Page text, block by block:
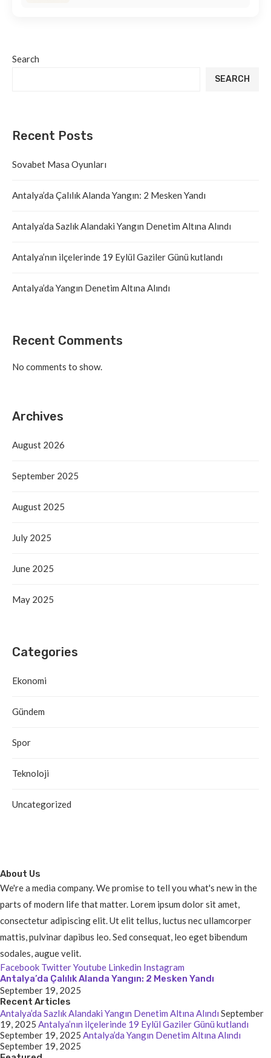
Search
SEARCH
Recent Posts
Sovabet Masa Oyunları
Antalya’da Çalılık Alanda Yangın: 2 Mesken Yandı
Antalya’da Sazlık Alandaki Yangın Denetim Altına Alındı
Antalya’nın ilçelerinde 19 Eylül Gaziler Günü kutlandı
Antalya’da Yangın Denetim Altına Alındı
Recent Comments
No comments to show.
Archives
August 2026
September 2025
August 2025
July 2025
June 2025
May 2025
Categories
Ekonomi
Gündem
Spor
Teknoloji
Uncategorized
About Us
We're a media company. We promise to tell you what's new in the
parts of modern life that matter. Lorem ipsum dolor sit amet,
consectetur adipiscing elit. Ut elit tellus, luctus nec ullamcorper
mattis, pulvinar dapibus leo. Sed consequat, leo eget bibendum
sodales, augue velit.
Facebook TwitterYoutube Linkedin Instagram
Antalya’da Çalılık Alanda Yangın: 2 Mesken Yandı
September 19, 2025
Recent Articles
Antalya’da Sazlık Alandaki Yangın Denetim Altına Alındı September
19, 2025 Antalya’nın ilçelerinde 19 Eylül Gaziler Günü kutlandı
September 19, 2025 Antalya’da Yangın Denetim Altına Alındı
September 19, 2025